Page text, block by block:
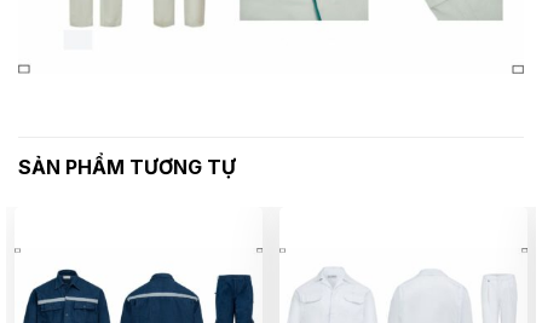
SẢN PHẨM TƯƠNG TỰ